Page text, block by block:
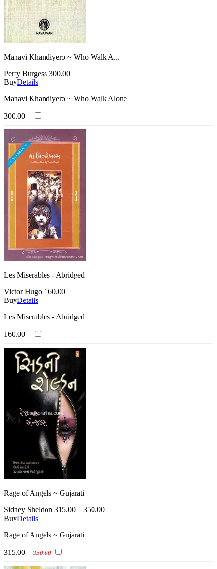
Manavi Khandiyero ~ Who Walk A...
Perry Burgess 300.00
BuyDetails
Manavi Khandiyero ~ Who Walk Alone
300.00
Les Miserables - Abridged
Victor Hugo 160.00
BuyDetails
Les Miserables - Abridged
160.00
Rage of Angels ~ Gujarati
Sidney Sheldon 315.00
350.00
BuyDetails
Rage of Angels ~ Gujarati
315.00 350.00